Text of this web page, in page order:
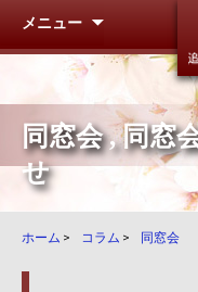
メニュー
同窓会,同窓
せ
ホーム > コラム > 同窓会